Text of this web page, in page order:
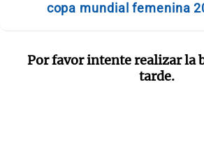
copa mundial femenina
Por favor intente realizar la
tarde.